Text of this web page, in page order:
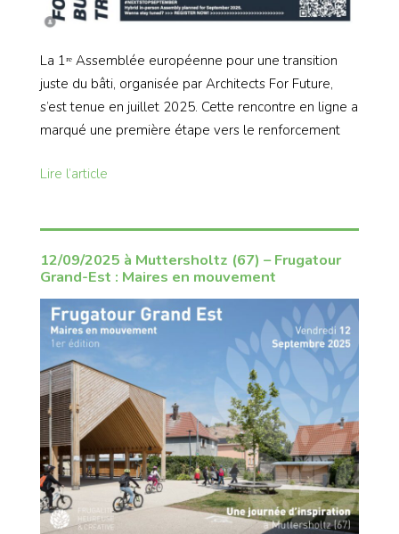
La 1ʳᵉ Assemblée européenne pour une transition
juste du bâti, organisée par Architects For Future,
s’est tenue en juillet 2025. Cette rencontre en ligne a
marqué une première étape vers le renforcement
Lire l’article
12/09/2025 à Muttersholtz (67) – Frugatour
Grand-Est : Maires en mouvement